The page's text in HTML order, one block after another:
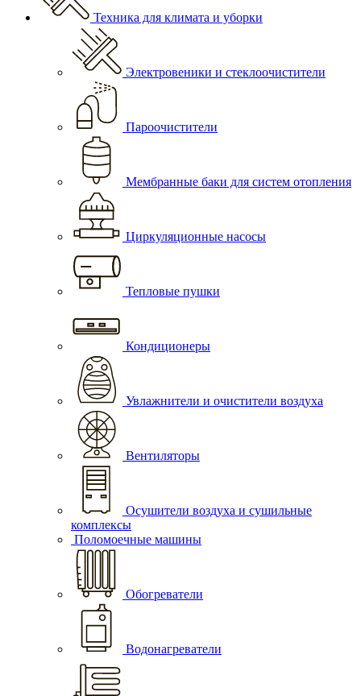
Техника для климата и уборки
Электровеники и стеклоочистители
Пароочистители
Мембранные баки для систем отопления
Циркуляционные насосы
Тепловые пушки
Кондиционеры
Увлажнители и очистители воздуха
Вентиляторы
Осушители воздуха и сушильные
комплексы
Поломоечные машины
Обогреватели
Водонагреватели